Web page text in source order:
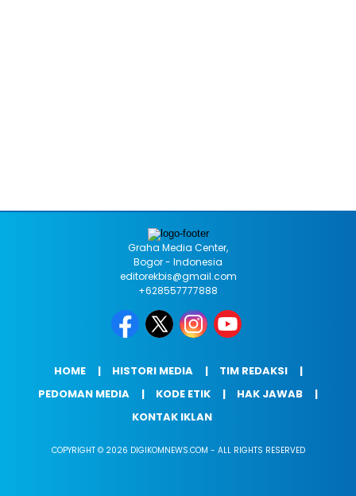
Graha Media Center,
Bogor - Indonesia
editorekbis@gmail.com
+628557777888
HOME HISTORI MEDIA
TIM REDAKSI
PEDOMAN MEDIA
KODE ETIK
HAK JAWAB
KONTAK IKLAN
COPYRIGHT © 2026 DIGIKOMNEWS.COM - ALL RIGHTS RESERVED